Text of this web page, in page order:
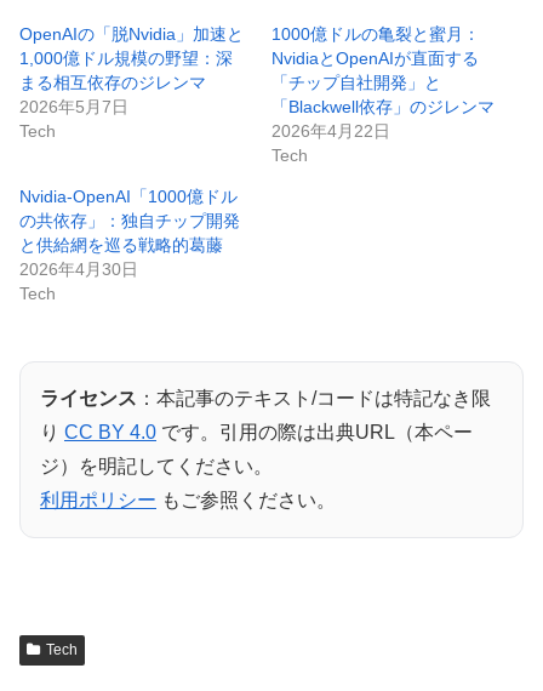
OpenAIの「脱Nvidia」加速と
1,000億ドル規模の野望：深
まる相互依存のジレンマ
2026年5月7日
Tech
1000億ドルの亀裂と蜜月：
NvidiaとOpenAIが直面する
「チップ自社開発」と
「Blackwell依存」のジレンマ
2026年4月22日
Tech
Nvidia-OpenAI「1000億ドル
の共依存」：独自チップ開発
と供給網を巡る戦略的葛藤
2026年4月30日
Tech
ライセンス ：本記事のテキスト/コードは特記なき限
り CC BY 4.0 です。引用の際は出典URL（本ペー
ジ）を明記してください。
利用ポリシー もご参照ください。
Tech